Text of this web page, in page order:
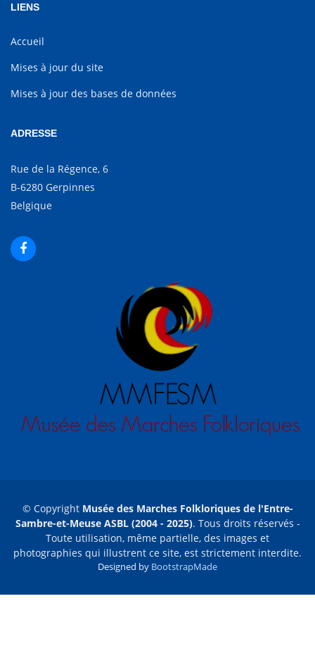
LIENS
Accueil
Mises à jour du site
Mises à jour des bases de données
ADRESSE
Rue de la Régence, 6
B-6280 Gerpinnes
Belgique
© Copyright Musée des Marches Folkloriques de l'Entre-
Sambre-et-Meuse ASBL (2004 - 2025). Tous droits réservés -
Toute utilisation, même partielle, des images et
photographies qui illustrent ce site, est strictement interdite.
Designed by BootstrapMade